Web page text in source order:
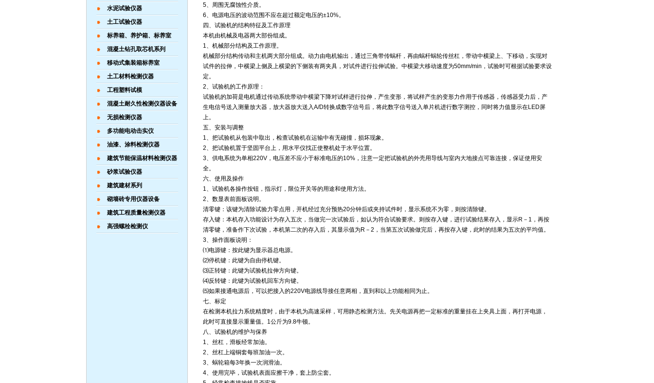
水泥试验仪器
土工试验仪器
标养箱、养护箱、标养室
混凝土钻孔取芯机系列
移动式集装箱标养室
土工材料检测仪器
工程塑料试模
混凝土耐久性检测仪器设备
无损检测仪器
多功能电动击实仪
油漆、涂料检测仪器
建筑节能保温材料检测仪器
砂浆试验仪器
建筑建材系列
砌墙砖专用仪器设备
建筑工程质量检测仪器
高强螺栓检测仪
5、周围无腐蚀性介质。
6、电源电压的波动范围不应在超过额定电压的±10%。
四、试验机的结构特征及工作原理
本机由机械及电器两大部份组成。
1、机械部分结构及工作原理。
机械部分结构传动和主机两大部分组成。动力由电机输出，通过三角带传蜗杆，再由蜗杆蜗轮传丝杠，带动中横梁上、下移动，实现对
试件的拉伸，中横梁上侧及上横梁的下侧装有两夹具，对试件进行拉伸试验。中横梁大移动速度为50mm/min，试验时可根据试验要求设
定。
2、试验机的工作原理：
试验机的加荷是电机通过传动系统带动中横梁下降对试样进行拉伸，产生变形，将试样产生的变形力作用于传感器，传感器受力后，产
生电信号送入测量放大器，放大器放大送入A/D转换成数字信号后，将此数字信号送入单片机进行数字测控，同时将力值显示在LED屏
上。
五、安装与调整
1、把试验机从包装中取出，检查试验机在运输中有无碰撞，损坏现象。
2、把试验机置于坚固平台上，用水平仪找正使整机处于水平位置。
3、供电系统为单相220V，电压差不应小于标准电压的10%，注意一定把试验机的外壳用导线与室内大地接点可靠连接，保证使用安
全。
六、使用及操作
1、试验机各操作按钮，指示灯，限位开关等的用途和使用方法。
2、数显表前面板说明。
清零键：该键为清除试验力零点用，开机经过充分预热20分钟后或夹持试件时，显示系统不为零，则按清除键。
存入键：本机存入功能设计为存入五次，当做完一次试验后，如认为符合试验要求。则按存入键，进行试验结果存入，显示R－1，再按
清零键，准备作下次试验，本机第二次的存入后，其显示值为R－2，当第五次试验做完后，再按存入键，此时的结果为五次的平均值。
3、操作面板说明：
⑴电源键：按此键为显示器总电源。
⑵停机键：此键为自由停机键。
⑶正转键：此键为试验机拉伸方向键。
⑷反转键：此键为试验机回车方向键。
⑸如果接通电源后，可以把接入的220V电源线导接任意两相，直到和以上功能相同为止。
七、标定
在检测本机拉力系统精度时，由于本机为高速采样，可用静态检测方法。先关电源再把一定标准的重量挂在上夹具上面，再打开电源，
此时可直接显示重量值。1公斤为9.8牛顿。
八、试验机的维护与保养
1、丝杠，滑板经常加油。
2、丝杠上端铜套每班加油一次。
3、蜗轮箱每3年换一次润滑油。
4、使用完毕，试验机表面应擦干净，套上防尘套。